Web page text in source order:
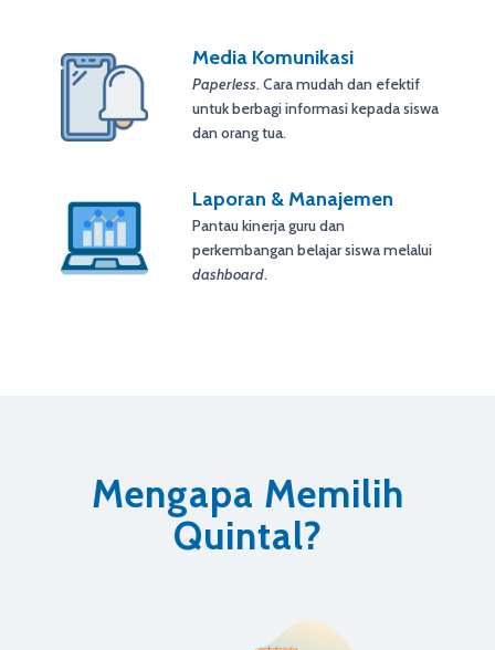
Media Komunikasi
Paperless. Cara mudah dan efektif
untuk berbagi informasi kepada siswa
dan orang tua.
Laporan & Manajemen
Pantau kinerja guru dan
perkembangan belajar siswa melalui
dashboard.
Mengapa Memilih
Quintal?